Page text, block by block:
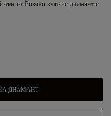
от Розово злато с диамант с
ДИАМАНТ